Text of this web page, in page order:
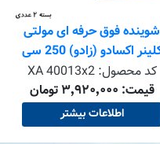
شوینده فوق حرفه ای مولتی
کلینر اکسادو (زادو) 250 سی
سی بسته 2 عددی
کد محصول:XA 40013x2
قیمت: ۳٬۹۲۰٬۰۰۰ تومان
اطلاعات بیشتر